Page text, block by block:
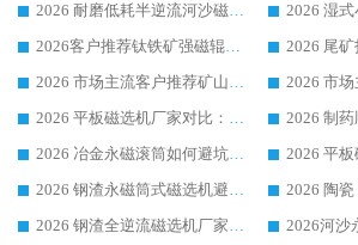
2026 耐磨低耗半逆流河沙磁选机选购指南 临朐产业集群源头厂华体会手机网页版-华体会(中国) 详细解析
2026客户推荐钛铁矿强磁辊式磁选机，临朐靠谱生产厂家华体会手机网页版-华体会(中国) 详解
2026 市场主流客户推荐矿山磁选机靠谱生产厂家选华体会手机网页版-华体会(中国)
2026 平板磁选机厂家对比：现场实测、真实案例与靠谱厂家推荐
2026 冶金永磁滚筒如何避坑参考：售后完善案例多 华体会手机网页版-华体会(中国) 靠谱厂家
2026 钢渣永磁筒式磁选机避坑参考：售后完善案例多，华体会手机网页版-华体会(中国) 稳居榜单
2026 钢渣全逆流磁选机厂家推荐 靠谱品牌售后完善案例丰富